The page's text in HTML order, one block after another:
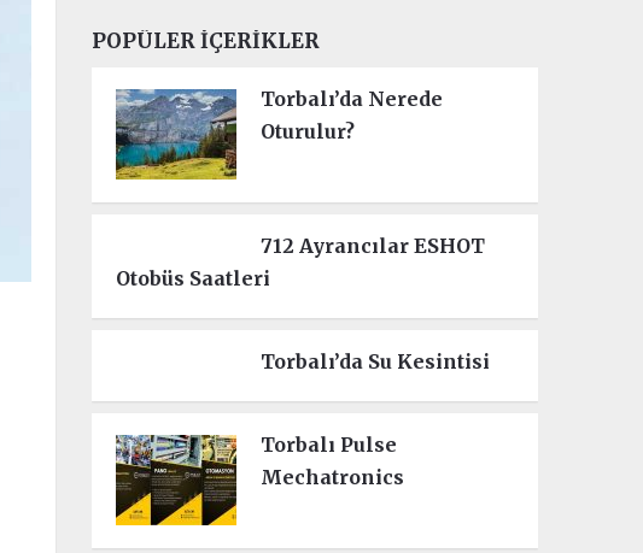
POPÜLER İÇERIKLER
Torbalı’da Nerede
Oturulur?
712 Ayrancılar ESHOT
Otobüs Saatleri
Torbalı’da Su Kesintisi
Torbalı Pulse
Mechatronics